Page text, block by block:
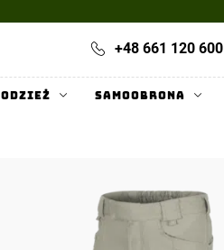
+48 661 120 600
Odzież Samoobrona